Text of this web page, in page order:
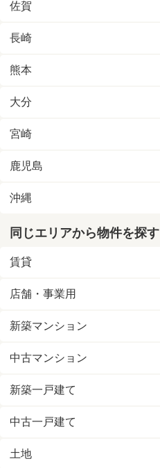
佐賀
長崎
熊本
大分
宮崎
鹿児島
沖縄
同じエリアから物件を探す
賃貸
店舗・事業用
新築マンション
中古マンション
新築一戸建て
中古一戸建て
土地